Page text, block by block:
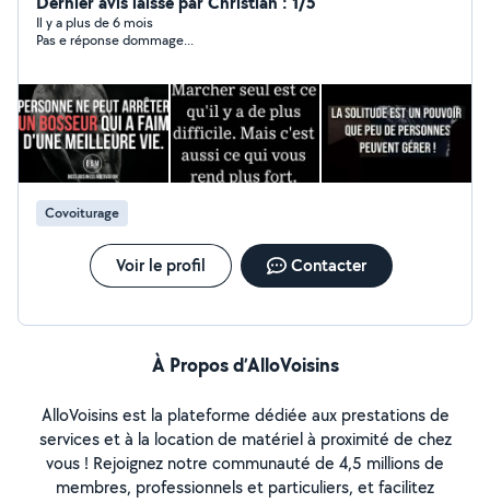
Il y a plus de 6 mois
Pas e réponse dommage...
Covoiturage
Voir le profil Contacter
À Propos d’AlloVoisins
AlloVoisins est la plateforme dédiée aux prestations de
services et à la location de matériel à proximité de chez
vous ! Rejoignez notre communauté de 4,5 millions de
membres, professionnels et particuliers, et facilitez